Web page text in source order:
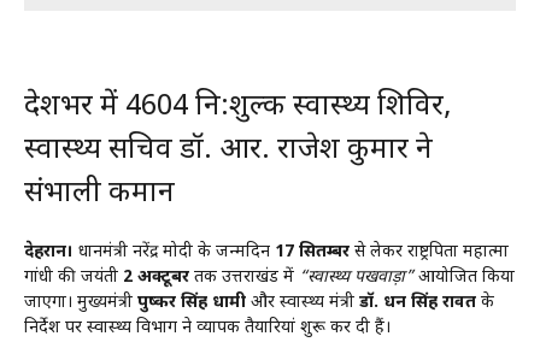
प्रदेशभर में 4604 नि:शुल्क स्वास्थ्य शिविर,
स्वास्थ्य सचिव डॉ. आर. राजेश कुमार ने
संभाली कमान
देहरादून। प्रधानमंत्री नरेंद्र मोदी के जन्मदिन 17 सितम्बर से लेकर राष्ट्रपिता महात्मा
गांधी की जयंती 2 अक्टूबर तक उत्तराखंड में “स्वास्थ्य पखवाड़ा”आयोजित किया
जाएगा। मुख्यमंत्री पुष्कर सिंह धामी और स्वास्थ्य मंत्री डॉ. धन सिंह रावत के
निर्देश पर स्वास्थ्य विभाग ने व्यापक तैयारियां शुरू कर दी हैं।